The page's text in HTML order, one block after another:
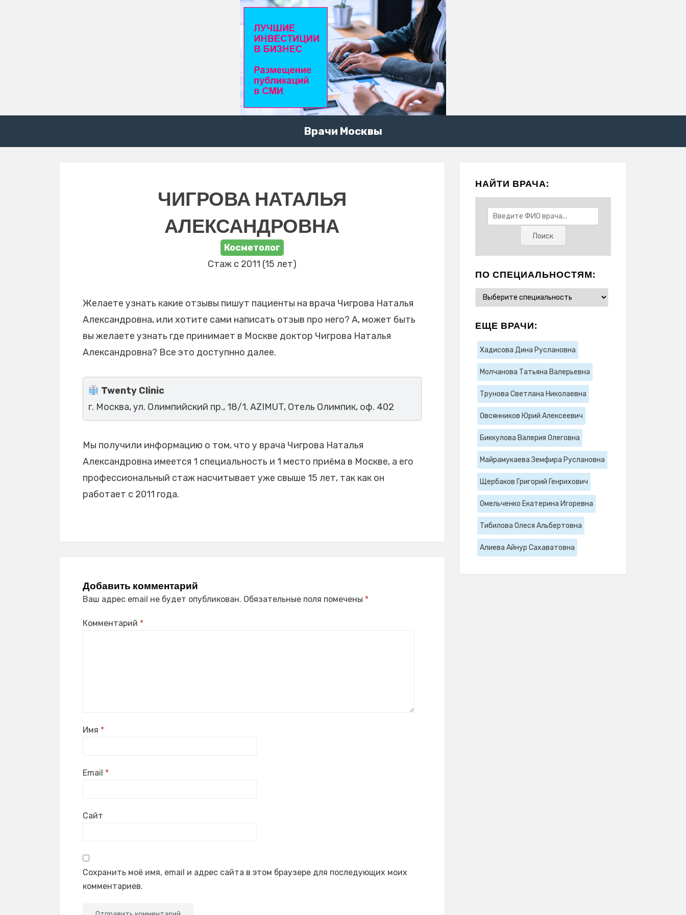
Врачи Москвы
ЧИГРОВА НАТАЛЬЯ
АЛЕКСАНДРОВНА
Косметолог
Стаж с 2011 (15 лет)
Желаете узнать какие отзывы пишут пациенты на врача Чигрова Наталья
Александровна, или хотите сами написать отзыв про него? А, может быть
вы желаете узнать где принимает в Москве доктор Чигрова Наталья
Александровна? Все это доступнно далее.
Twenty Clinic
г. Москва, ул. Олимпийский пр., 18/1. AZIMUT, Отель Олимпик, оф. 402
Мы получили информацию о том, что у врача Чигрова Наталья
Александровна имеется 1 специальность и 1 место приёма в Москве, а его
профессиональный стаж насчитывает уже свыше 15 лет, так как он
работает с 2011 года.
Добавить комментарий
Ваш адрес email не будет опубликован. Обязательные поля помечены *
Комментарий *
Имя *
Email *
Сайт
Сохранить моё имя, email и адрес сайта в этом браузере для последующих моих
комментариев.
НАЙТИ ВРАЧА:
ПО СПЕЦИАЛЬНОСТЯМ:
ЕЩЕ ВРАЧИ:
Хадисова Дина Руслановна
Молчанова Татьяна Валерьевна
Трунова Светлана Николаевна
Овсянников Юрий Алексеевич
Биккулова Валерия Олеговна
Майрамукаева Земфира Руслановна
Щербаков Григорий Генрихович
Омельченко Екатерина Игоревна
Тибилова Олеся Альбертовна
Алиева Айнур Сахаватовна